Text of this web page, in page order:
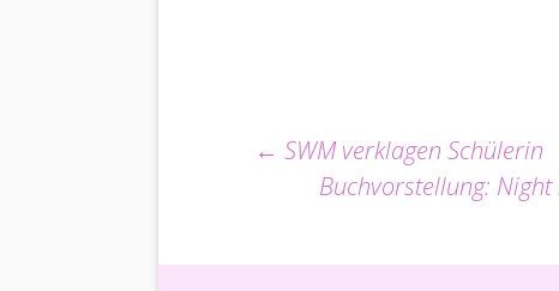
Beitrags-
Navigation
← SWM verklagen Schülerin
Buchvorstellung: